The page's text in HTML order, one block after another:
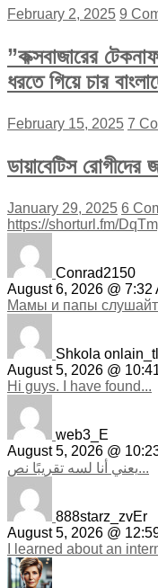
February 2, 2025 9
”কক্সবাজারের
ধরতে গিয়ে চার
February 15, 2025 7
ডায়াবেটিস
January 29, 2025 6
https://shorturl.fm/
Conrad2150
August 6, 2026 @ 7:32
Мамы и папы
Shkola
August 5, 2026 @
Hi guys. I have found...
web3_E
August 5, 2026 @
يعني أنا لسه تقريبًا نص...
888starz_zvEr
August 5, 2026 @
I learned about an